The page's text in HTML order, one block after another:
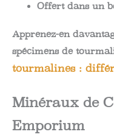
Offert dans un
Apprenez-en
spécimens de
tourmalines :
Minéraux de
Emporium